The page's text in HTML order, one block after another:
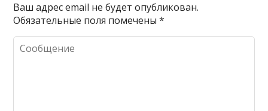
Ваш адрес email не будет опубликован.
Обязательные поля помечены*